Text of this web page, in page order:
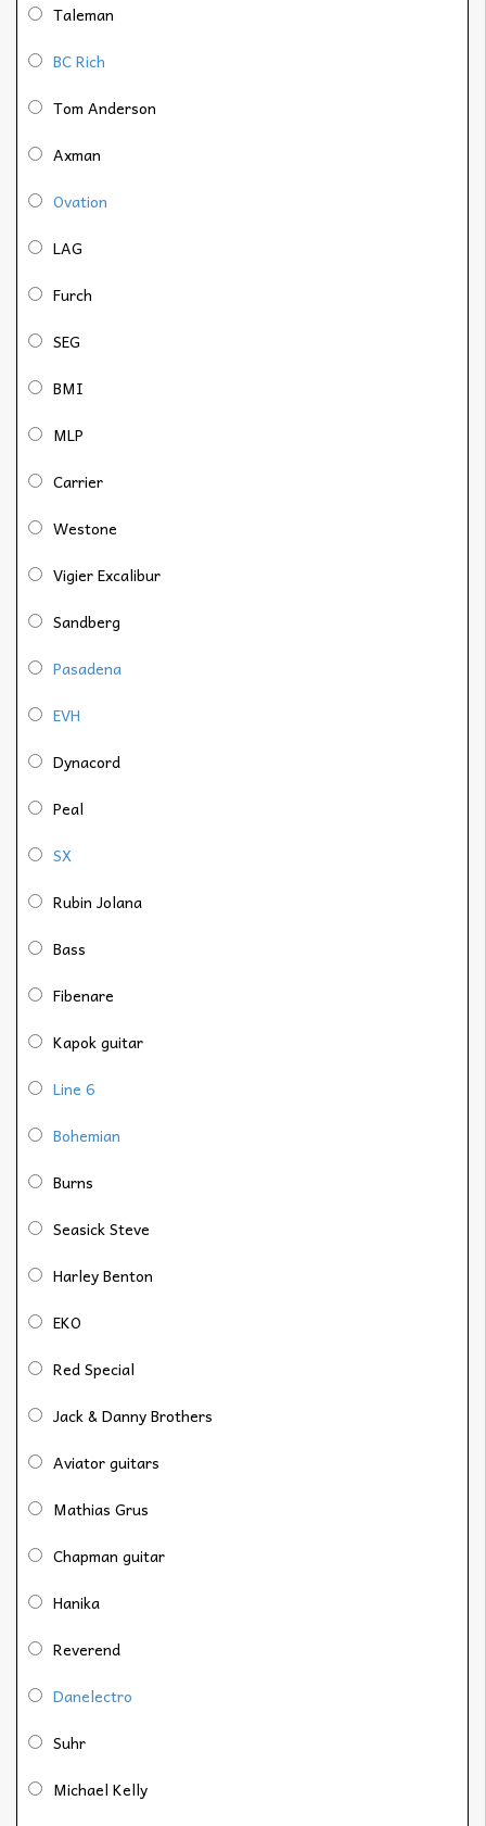
Taleman
BC Rich
Tom Anderson
Axman
Ovation
LAG
Furch
SEG
BMI
MLP
Carrier
Westone
Vigier Excalibur
Sandberg
Pasadena
EVH
Dynacord
Peal
SX
Rubin Jolana
Bass
Fibenare
Kapok guitar
Line 6
Bohemian
Burns
Seasick Steve
Harley Benton
EKO
Red Special
Jack & Danny Brothers
Aviator guitars
Mathias Grus
Chapman guitar
Hanika
Reverend
Danelectro
Suhr
Michael Kelly